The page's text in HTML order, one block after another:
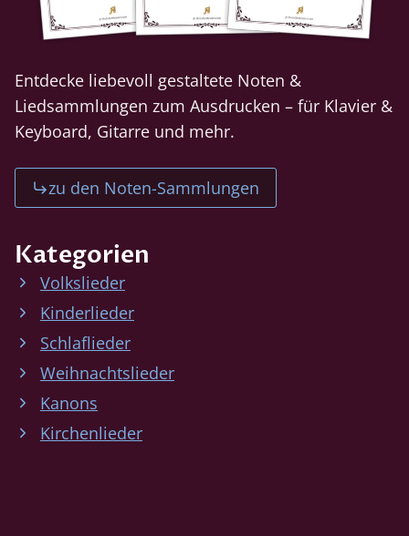
Entdecke liebevoll gestaltete Noten &
Liedsammlungen zum Ausdrucken – für Klavier &
Keyboard, Gitarre und mehr.
zu den Noten-Sammlungen
Kategorien
Volkslieder
Kinderlieder
Schlaflieder
Weihnachtslieder
Kanons
Kirchenlieder